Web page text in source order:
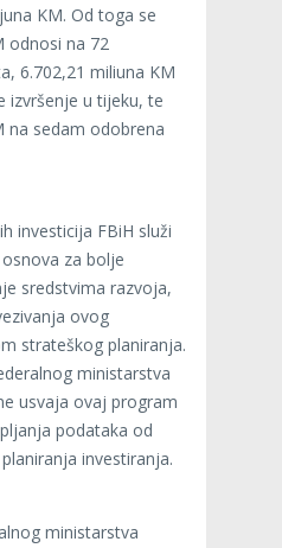
KM. Od toga se
odnosi na 72
6.702,21 miliuna KM
izvršenje u tijeku, te
na sedam odobrena
investicija FBiH služi
za bolje
sredstvima razvoja,
ovog
strateškog planiranja.
ministarstva
usvaja ovaj program
podataka od
investiranja.
ministarstva